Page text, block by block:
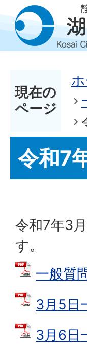
現在の
ページ
令和7
令和7年3
す。
一般質
3月5日
3月6日